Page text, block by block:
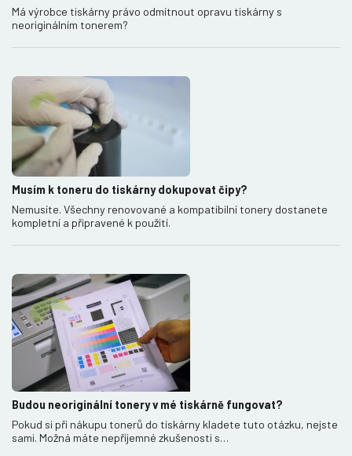
Má výrobce tiskárny právo odmítnout opravu tiskárny s
neoriginálním tonerem?
Musím k toneru do tiskárny dokupovat čipy?
Nemusíte. Všechny renovované a kompatibilní tonery dostanete
kompletní a připravené k použití.
Budou neoriginální tonery v mé tiskárně fungovat?
Pokud si při nákupu tonerů do tiskárny kladete tuto otázku, nejste
sami. Možná máte nepříjemné zkušenosti s…